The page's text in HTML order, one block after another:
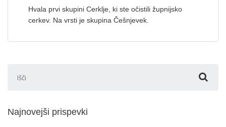
Hvala prvi skupini Cerklje, ki ste očistili župnijsko
cerkev. Na vrsti je skupina Češnjevek.
Najnovejši prispevki